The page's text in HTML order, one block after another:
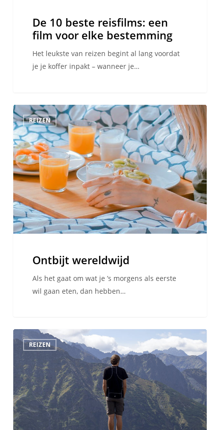
De 10 beste reisfilms: een
film voor elke bestemming
Het leukste van reizen begint al lang voordat
je je koffer inpakt – wanneer je…
Ontbijt
wereldwijd
REIZEN
Ontbijt wereldwijd
Als het gaat om wat je ’s morgens als eerste
wil gaan eten, dan hebben…
Reis
de
wereld
rond
vanuit
huis:
de
beste
REIZEN